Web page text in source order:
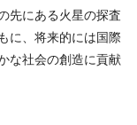
先にある火星の探査
に、将来的には国際
な社会の創造に貢献